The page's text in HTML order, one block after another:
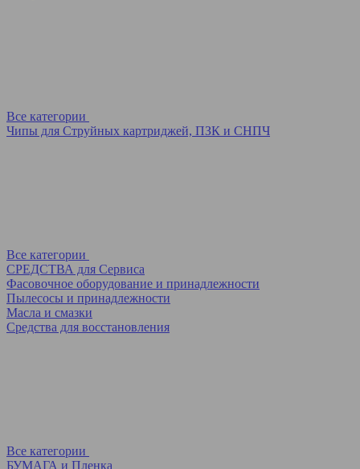
Все категории
Чипы для Струйных картриджей, ПЗК и СНПЧ
Все категории
СРЕДСТВА для Сервиса
Фасовочное оборудование и принадлежности
Пылесосы и принадлежности
Масла и смазки
Средства для восстановления
Все категории
БУМАГА и Пленка